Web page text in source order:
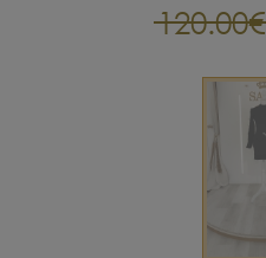
120.00€